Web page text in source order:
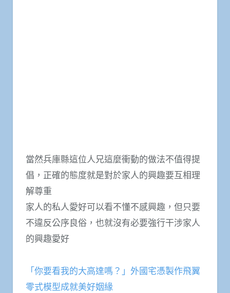
當然兵庫縣這位人兄這麼衝動的做法不值得提
倡，正確的態度就是對於家人的興趣要互相理
解尊重
家人的私人愛好可以看不懂不感興趣，但只要
不違反公序良俗，也就沒有必要強行干涉家人
的興趣愛好
「你要看我的大高達嗎？」外國宅憑製作飛翼
零式模型成就美好姻緣